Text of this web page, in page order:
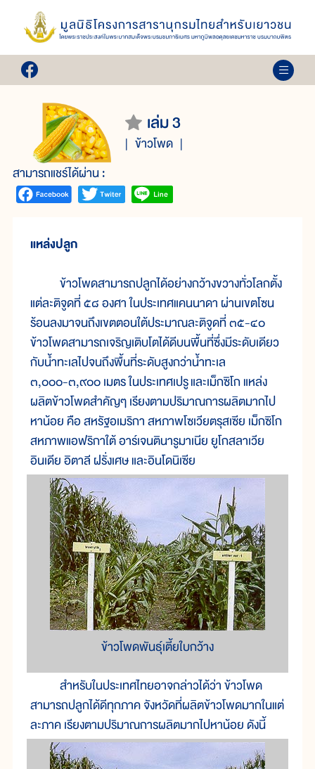
เล่ม 3
ข้าวโพด
สามารถแชร์ได้ผ่าน :
แหล่งปลูก
ข้าวโพดสามารถปลูกได้อย่างกว้างขวางทั่วโลกตั้ง
แต่ละติจูดที่ ๕๘ องศา ในประเทศแคนนาดา ผ่านเขตโซน
ร้อนลงมาจนถึงเขตตอนใต้ประมาณละติจูดที่ ๓๕-๔๐
ข้าวโพดสามารถเจริญเติบโตได้ดีบนพื้นที่ซึ่งมีระดับเดียว
กับน้ำทะเลไปจนถึงพื้นที่ระดับสูงกว่าน้ำทะเล
๓,๐๐๐-๓,๙๐๐ เมตร ในประเทศเปรูและเม็กซิโก แหล่ง
ผลิตข้าวโพดสำคัญๆ เรียงตามปริมาณการผลิตมากไป
หาน้อย คือ สหรัฐอเมริกา สหภาพโซเวียตรุสเซีย เม็กซิโก
สหภาพแอฟริกาใต้ อาร์เจนตินารูมาเนีย ยูโกสลาเวีย
อินเดีย อิตาลี ฝรั่งเศษ และอินโดนิเซีย
ข้าวโพดพันธุ์เตี้ยใบกว้าง
สำหรับในประเทศไทยอาจกล่าวได้ว่า ข้าวโพด
สามารถปลูกได้ดีทุกภาค จังหวัดที่ผลิตข้าวโพดมากในแต่
ละภาค เรียงตามปริมาณการผลิตมากไปหาน้อย ดังนี้